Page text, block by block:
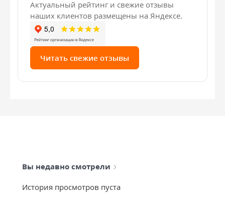
Актуальный рейтинг и свежие отзывы
наших клиентов размещены на Яндексе.
Читать свежие отзывы
Вы недавно смотрели
История просмотров пуста